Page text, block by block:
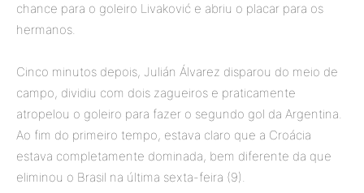
chance para o goleiro Livaković e abriu o placar para os
hermanos.
Cinco minutos depois, Julián Álvarez disparou do meio de
campo, dividiu com dois zagueiros e praticamente
atropelou o goleiro para fazer o segundo gol da Argentina.
Ao fim do primeiro tempo, estava claro que a Croácia
estava completamente dominada, bem diferente da que
eliminou o Brasil na última sexta-feira (9).